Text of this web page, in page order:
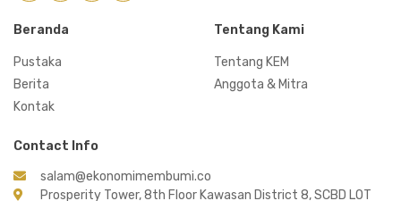
Beranda
Pustaka
Berita
Kontak
Tentang Kami
Tentang KEM
Anggota & Mitra
Contact Info
salam@ekonomimembumi.co
Prosperity Tower, 8th Floor Kawasan District 8, SCBD LOT